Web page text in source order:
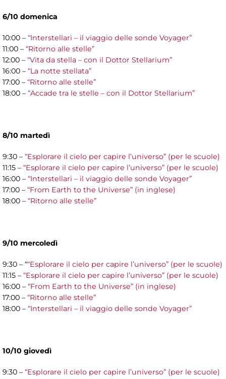
6/10 domenica
10:00 – “Interstellari – il viaggio delle sonde Voyager”
11:00 – “Ritorno alle stelle”
12:00 – “Vita da stella – con il Dottor Stellarium”
16:00 – “La notte stellata”
17:00 – “Ritorno alle stelle”
18:00 – “Accade tra le stelle – con il Dottor Stellarium”
8/10 martedì
9:30 – “Esplorare il cielo per capire l’universo” (per le scuole)
11:15 – “Esplorare il cielo per capire l’universo” (per le scuole)
16:00 – “Interstellari – il viaggio delle sonde Voyager”
17:00 – “From Earth to the Universe” (in inglese)
18:00 – “Ritorno alle stelle”
9/10 mercoledì
9:30 – ““Esplorare il cielo per capire l’universo” (per le scuole)
11:15 – “Esplorare il cielo per capire l’universo” (per le scuole)
16:00 – “From Earth to the Universe” (in inglese)
17:00 – “Ritorno alle stelle”
18:00 – “Interstellari – il viaggio delle sonde Voyager”
10/10 giovedì
9:30 – “Esplorare il cielo per capire l’universo” (per le scuole)